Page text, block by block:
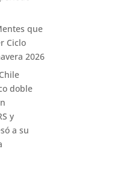
que
Ciclo
2026
doble
y
a su